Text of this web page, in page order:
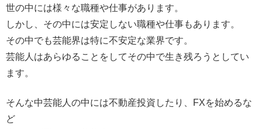
世の中には様々な職種や仕事があります。
しかし、その中には安定しない職種や仕事もあります。
その中でも芸能界は特に不安定な業界です。
芸能人はあらゆることをしてその中で生き残ろうとしてい
ます。
そんな中芸能人の中には不動産投資したり、FXを始めるな
ど